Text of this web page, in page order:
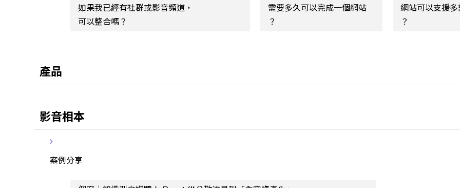
如果我已經有社群或影音頻道，
可以整合嗎？
需要多久可以完成一個網站
？
網站可以支援
？
產品
影音相本
案例分享